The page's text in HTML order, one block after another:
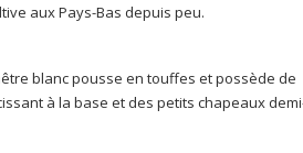
aux Pays-Bas depuis peu.
blanc pousse en touffes et possède de
à la base et des petits chapeaux